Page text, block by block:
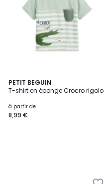
PETIT BEGUIN
T-shirt en éponge Crocro rigolo
à partir de
8,99 €